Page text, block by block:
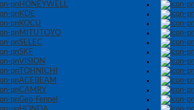
HONEYWELL
KDE
KOCU
MITUTOYO
SELEC
SKF
VISION
TOHNICHI
ACEBEAM
CAMRY
Geo-Fennel